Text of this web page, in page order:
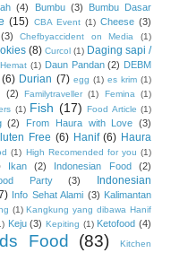
(4) Bumbu (3)
Bumbu Dasar
(15) CBA Event (1) Cheese (3)
(3) Chefbyaccident on Media
(1)
(8) Curcol (1) Daging sapi /
(1) Daun Pandan (2) DEBM
(6) Durian (7) egg (1) es krim (1)
(2) Familytraveller (1) Femina
(1)
(1) Fish (17) Food Article (1)
(2) From Haura with Love (3)
Free (6) Hanif (6) Haura
(1) High Recomended for you (1)
Ikan (2) Indonesian Food
(2)
Party
(3)
Indonesian
Info Sehat Alami (3) Kalimantan
(1) Kangkung yang dibawa Hanif
Keju (3) Kepiting (1) Ketofood (4)
Food (83)
Kitchen